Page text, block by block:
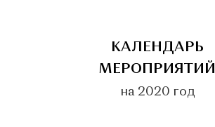
на 2020 год
КАЛЕНДАРЬ
МЕРОПРИЯТИЙ